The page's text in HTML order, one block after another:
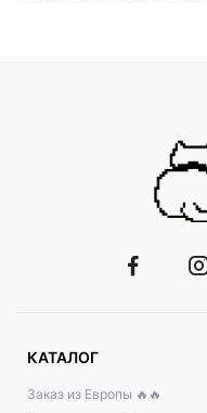
КАТАЛОГ
Заказ из Европы 🔥🔥